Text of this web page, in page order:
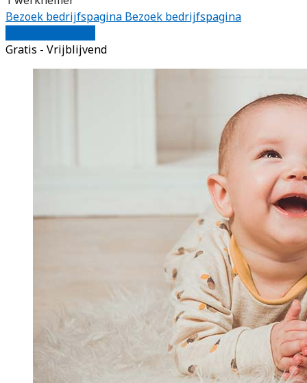
Bezoek bedrijfspagina Bezoek bedrijfspagina
Gratis - Vrijblijvend